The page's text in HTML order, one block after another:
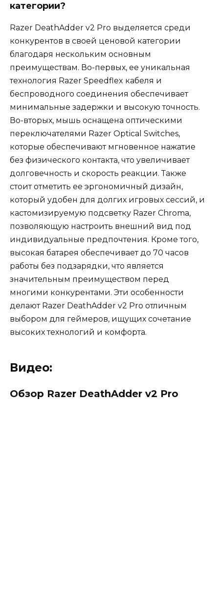
категории?
Razer DeathAdder v2 Pro выделяется среди
конкурентов в своей ценовой категории
благодаря нескольким основным
преимуществам. Во-первых, ее уникальная
технология Razer Speedflex кабеля и
беспроводного соединения обеспечивает
минимальные задержки и высокую точность.
Во-вторых, мышь оснащена оптическими
переключателями Razer Optical Switches,
которые обеспечивают мгновенное нажатие
без физического контакта, что увеличивает
долговечность и скорость реакции. Также
стоит отметить ее эргономичный дизайн,
который удобен для долгих игровых сессий, и
кастомизируемую подсветку Razer Chroma,
позволяющую настроить внешний вид под
индивидуальные предпочтения. Кроме того,
высокая батарея обеспечивает до 70 часов
работы без подзарядки, что является
значительным преимуществом перед
многими конкурентами. Эти особенности
делают Razer DeathAdder v2 Pro отличным
выбором для геймеров, ищущих сочетание
высоких технологий и комфорта.
Видео:
Обзор Razer DeathAdder v2 Pro